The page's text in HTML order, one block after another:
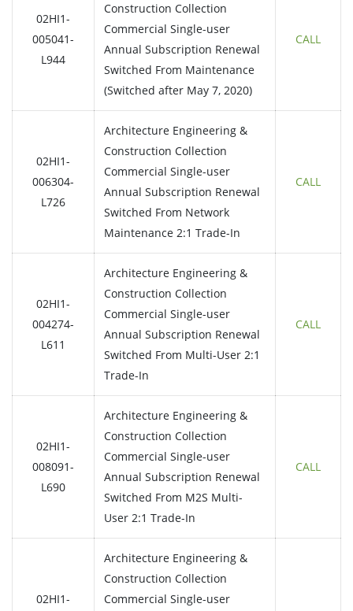
02HI1-
005041-
L944
Construction Collection
Commercial Single-user
Annual Subscription Renewal
Switched From Maintenance
(Switched after May 7, 2020)
CALL
02HI1-
006304-
L726
Architecture Engineering &
Construction Collection
Commercial Single-user
Annual Subscription Renewal
Switched From Network
Maintenance 2:1 Trade-In
CALL
02HI1-
004274-
L611
Architecture Engineering &
Construction Collection
Commercial Single-user
Annual Subscription Renewal
Switched From Multi-User 2:1
Trade-In
CALL
02HI1-
008091-
L690
Architecture Engineering &
Construction Collection
Commercial Single-user
Annual Subscription Renewal
Switched From M2S Multi-
User 2:1 Trade-In
CALL
02HI1-
Architecture Engineering &
Construction Collection
Commercial Single-user